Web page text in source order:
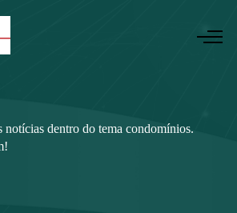
notícias dentro do tema condomínios.